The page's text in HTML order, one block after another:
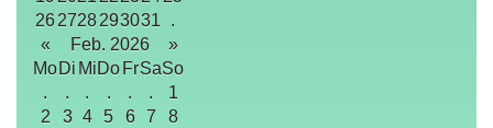
262728293031
.
«
Feb. 2026
»
MoDi MiDo FrSaSo
.
. . . . .
1
2
3 4 5 6 7
8